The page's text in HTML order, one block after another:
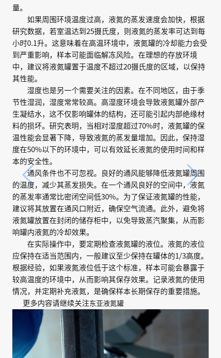
量。
如果周围环境温度过高，液氮的蒸发速度会加快，根据
研究数据，若室温达到25摄氏度，则液氮的蒸发率可达到每
小时0.1升。这意味着在高温环境中，液氮罐的冷却能力会受
到严重影响，样本可能面临解冻风险。在理想的存放环境
中，建议将液氮罐置于温度不超过20摄氏度的区域，以保持
其性能。
湿度也是另一个需要关注的因素。在不同地区，由于季
节性湿润，湿度常常较高。高湿度环境会导致液氮罐外部产
生凝结水，这不仅影响罐体的结构，还可能引起内部绝缘材
料的损坏。研究表明，当相对湿度超过70%时，液氮罐的保
温性能会显著下降，导致液氮的蒸发量增加。因此，保持湿
度在50%以下的环境中，可以有效延长液氮的使用时间和样
本的安全性。
通风条件也不可忽视。良好的通风能够降低液氮罐周围
的温度，减少其蒸发损失。在一个通风良好的空间中，液氮
的蒸发率通常比密闭空间低30%。为了保证液氮罐的性能，
建议将其放置在通风口附近，确保空气流通。此外，避免将
液氮罐放置在封闭的储存柜中，以免导致蒸汽聚集，从而影
响罐内液氮的冷却效果。
在实际操作中，要定期检查液氮罐的液位。液氮的液位
应保持在适当范围内，一般建议至少保持在罐体的1/3高度。
根据经验，如果液氮液位低于这个标准，样本可能会暴露于
较高温度的环境中，从而影响其保存效果。记录液氮的使用
情况，并定期补充液氮，是确保样本长期保存的重要措施。
更多内容请继续关注东亚液氮罐